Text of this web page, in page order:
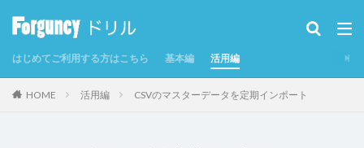
はじめてご利用する方はこちら 基本編 活用編
HOME 活用編 CSVのマスターデータを定期インポート
タグ